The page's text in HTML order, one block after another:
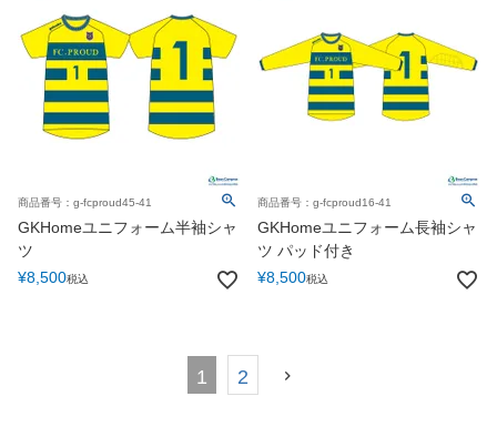
商品番号：g-fcproud45-41
GKHomeユニフォーム半袖シャ
ツ
¥8,500税込
商品番号：g-fcproud16-41
GKHomeユニフォーム長袖シャ
ツ パッド付き
¥8,500税込
1 2